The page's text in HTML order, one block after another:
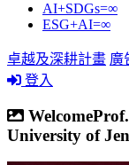
AI+SDGs=∞
ESG+AI=∞
卓越及深耕計畫 廣
登入
University of